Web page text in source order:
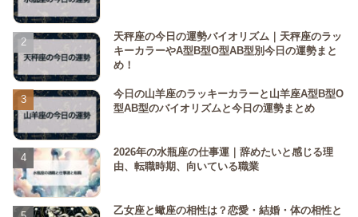
天秤座の今日の運勢バイオリズム｜天秤座のラッ
キーカラーやA型B型O型AB型別今日の運勢まと
め！
今日の山羊座のラッキーカラーと山羊座A型B型O
型AB型のバイオリズムと今日の運勢まとめ
2026年の水瓶座の仕事運｜辞めたいと感じる理
由、転職時期、向いている職業
乙女座と蠍座の相性は？恋愛・結婚・体の相性と